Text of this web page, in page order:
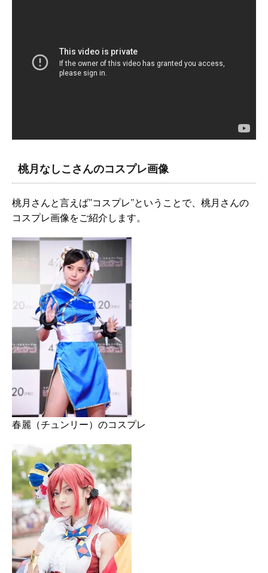
桃月なしこさんのコスプレ画像
桃月さんと言えば”コスプレ”ということで、桃月さんの
コスプレ画像をご紹介します。
春麗（チュンリー）のコスプレ